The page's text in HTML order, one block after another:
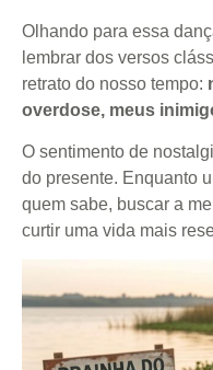
Olhando para essa
lembrar dos versos
retrato do nosso tempo:
overdose, meus
O sentimento de
do presente. Enquanto
quem sabe, buscar a
curtir uma vida mais